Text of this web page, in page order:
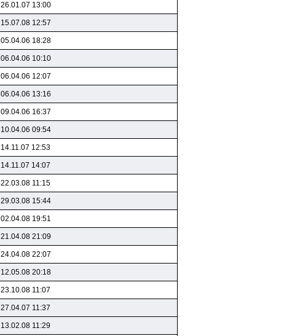
26.01.07 13:00
15.07.08 12:57
05.04.06 18:28
06.04.06 10:10
06.04.06 12:07
06.04.06 13:16
09.04.06 16:37
10.04.06 09:54
14.11.07 12:53
14.11.07 14:07
22.03.08 11:15
29.03.08 15:44
02.04.08 19:51
21.04.08 21:09
24.04.08 22:07
12.05.08 20:18
23.10.08 11:07
27.04.07 11:37
13.02.08 11:29